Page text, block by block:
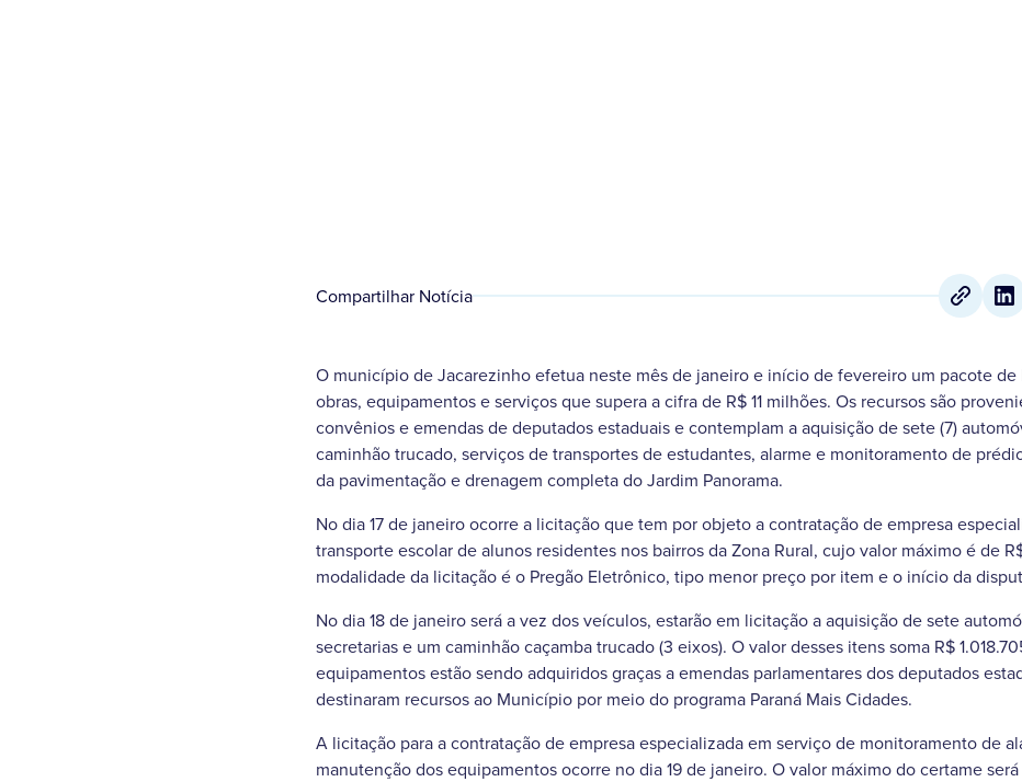
Compartilhar Notícia
O município de Jacarezinho efetua neste mês de janeiro e início de fevereiro um pacote
obras, equipamentos e serviços que supera a cifra de R$ 11 milhões. Os recursos são
convênios e emendas de deputados estaduais e contemplam a aquisição de sete (7)
caminhão trucado, serviços de transportes de estudantes, alarme e monitoramento de
da pavimentação e drenagem completa do Jardim Panorama.
No dia 17 de janeiro ocorre a licitação que tem por objeto a contratação de empresa
transporte escolar de alunos residentes nos bairros da Zona Rural, cujo valor máximo é de
modalidade da licitação é o Pregão Eletrônico, tipo menor preço por item e o início da
No dia 18 de janeiro será a vez dos veículos, estarão em licitação a aquisição de sete
secretarias e um caminhão caçamba trucado (3 eixos). O valor desses itens soma R$
equipamentos estão sendo adquiridos graças a emendas parlamentares dos deputados
destinaram recursos ao Município por meio do programa Paraná Mais Cidades.
A licitação para a contratação de empresa especializada em serviço de monitoramento de
manutenção dos equipamentos ocorre no dia 19 de janeiro. O valor máximo do certame